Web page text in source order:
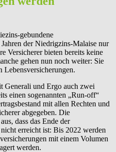
gebundene
der Niedrigzins-Malaise nur
Versicherer bieten bereits keine
gehen nun noch weiter: Sie
Lebensversicherungen.
Generali und Ergo auch zwei
einen sogenannten „Run-off“
mit allen Rechten und
abgegeben. Die
dass das Ende der
erreicht ist: Bis 2022 werden
mit einem Volumen
werden.